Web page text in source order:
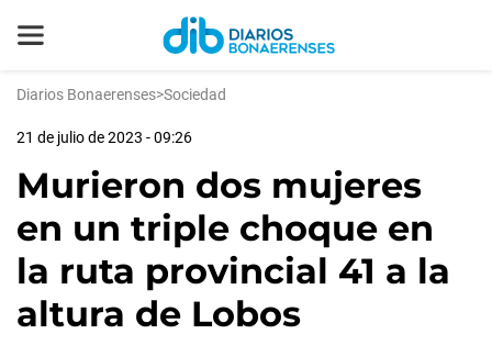
Diarios Bonaerenses>Sociedad
21 de julio de 2023 - 09:26
Murieron dos mujeres
en un triple choque en
la ruta provincial 41 a la
altura de Lobos